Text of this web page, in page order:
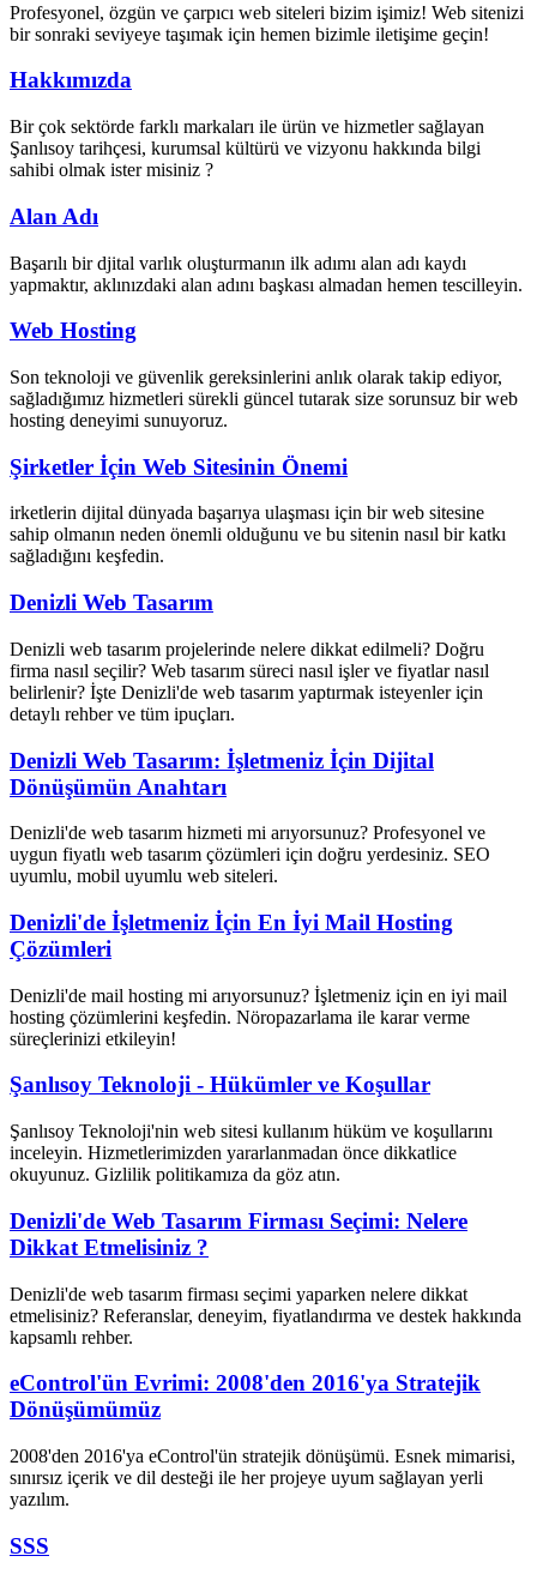
Profesyonel, özgün ve çarpıcı web siteleri bizim işimiz! Web sitenizi
bir sonraki seviyeye taşımak için hemen bizimle iletişime geçin!
Hakkımızda
Bir çok sektörde farklı markaları ile ürün ve hizmetler sağlayan
Şanlısoy tarihçesi, kurumsal kültürü ve vizyonu hakkında bilgi
sahibi olmak ister misiniz ?
Alan Adı
Başarılı bir djital varlık oluşturmanın ilk adımı alan adı kaydı
yapmaktır, aklınızdaki alan adını başkası almadan hemen tescilleyin.
Web Hosting
Son teknoloji ve güvenlik gereksinlerini anlık olarak takip ediyor,
sağladığımız hizmetleri sürekli güncel tutarak size sorunsuz bir web
hosting deneyimi sunuyoruz.
Şirketler İçin Web Sitesinin Önemi
irketlerin dijital dünyada başarıya ulaşması için bir web sitesine
sahip olmanın neden önemli olduğunu ve bu sitenin nasıl bir katkı
sağladığını keşfedin.
Denizli Web Tasarım
Denizli web tasarım projelerinde nelere dikkat edilmeli? Doğru
firma nasıl seçilir? Web tasarım süreci nasıl işler ve fiyatlar nasıl
belirlenir? İşte Denizli'de web tasarım yaptırmak isteyenler için
detaylı rehber ve tüm ipuçları.
Denizli Web Tasarım: İşletmeniz İçin Dijital
Dönüşümün Anahtarı
Denizli'de web tasarım hizmeti mi arıyorsunuz? Profesyonel ve
uygun fiyatlı web tasarım çözümleri için doğru yerdesiniz. SEO
uyumlu, mobil uyumlu web siteleri.
Denizli'de İşletmeniz İçin En İyi Mail Hosting
Çözümleri
Denizli'de mail hosting mi arıyorsunuz? İşletmeniz için en iyi mail
hosting çözümlerini keşfedin. Nöropazarlama ile karar verme
süreçlerinizi etkileyin!
Şanlısoy Teknoloji - Hükümler ve Koşullar
Şanlısoy Teknoloji'nin web sitesi kullanım hüküm ve koşullarını
inceleyin. Hizmetlerimizden yararlanmadan önce dikkatlice
okuyunuz. Gizlilik politikamıza da göz atın.
Denizli'de Web Tasarım Firması Seçimi: Nelere
Dikkat Etmelisiniz ?
Denizli'de web tasarım firması seçimi yaparken nelere dikkat
etmelisiniz? Referanslar, deneyim, fiyatlandırma ve destek hakkında
kapsamlı rehber.
eControl'ün Evrimi: 2008'den 2016'ya Stratejik
Dönüşümümüz
2008'den 2016'ya eControl'ün stratejik dönüşümü. Esnek mimarisi,
sınırsız içerik ve dil desteği ile her projeye uyum sağlayan yerli
yazılım.
SSS